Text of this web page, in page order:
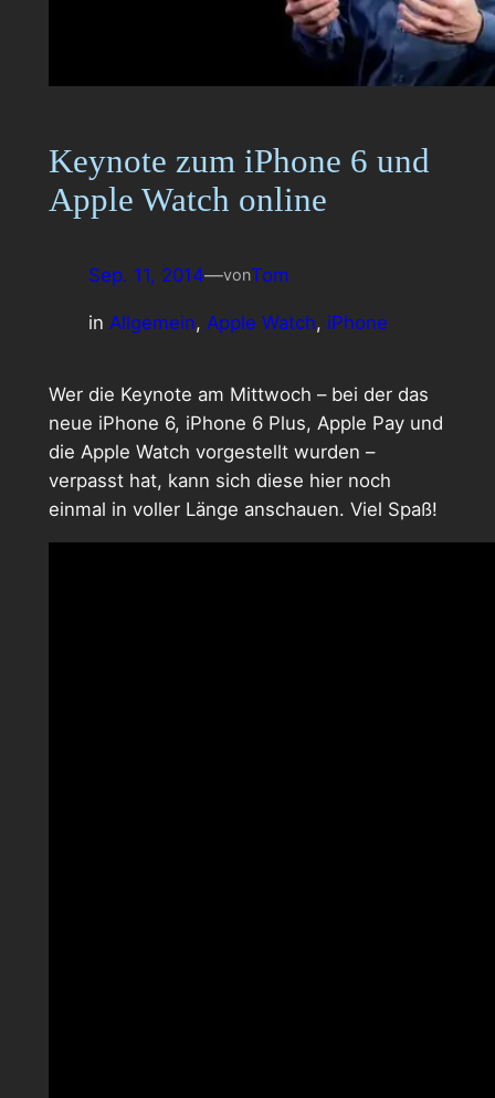
Keynote zum iPhone 6 und
Apple Watch online
Sep. 11, 2014—vonTom
in Allgemein, Apple Watch, iPhone
Wer die Keynote am Mittwoch – bei der das
neue iPhone 6, iPhone 6 Plus, Apple Pay und
die Apple Watch vorgestellt wurden –
verpasst hat, kann sich diese hier noch
einmal in voller Länge anschauen. Viel Spaß!